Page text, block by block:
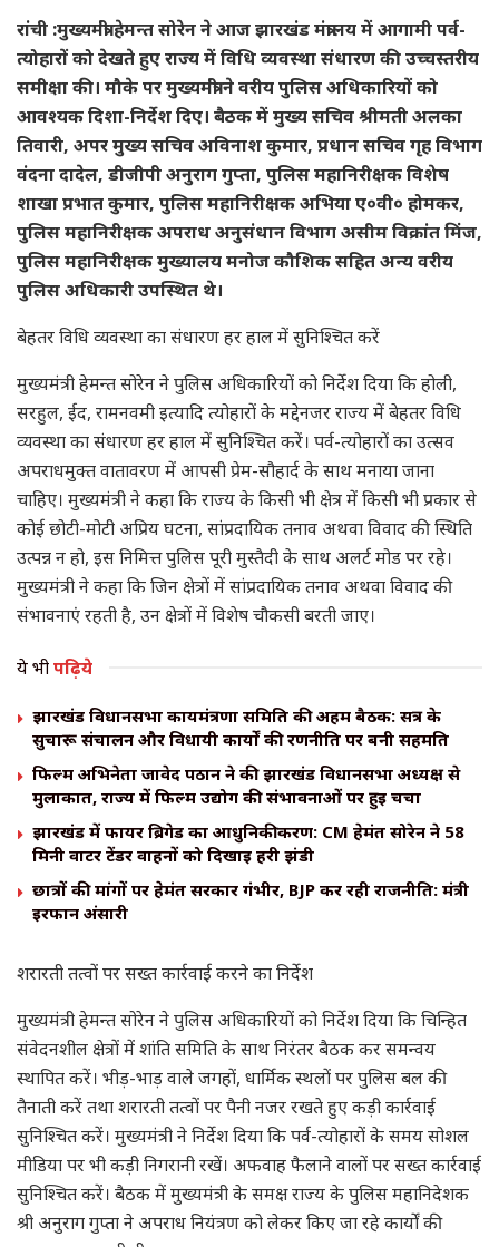
रांची :मुख्यमंत्री हेमन्त सोरेन ने आज झारखंड मंत्रालय में आगामी पर्व-
त्योहारों को देखते हुए राज्य में विधि व्यवस्था संधारण की उच्चस्तरीय
समीक्षा की। मौके पर मुख्यमंत्री ने वरीय पुलिस अधिकारियों को
आवश्यक दिशा-निर्देश दिए। बैठक में मुख्य सचिव श्रीमती अलका
तिवारी, अपर मुख्य सचिव अविनाश कुमार, प्रधान सचिव गृह विभाग
वंदना दादेल, डीजीपी अनुराग गुप्ता, पुलिस महानिरीक्षक विशेष
शाखा प्रभात कुमार, पुलिस महानिरीक्षक अभिया ए०वी० होमकर,
पुलिस महानिरीक्षक अपराध अनुसंधान विभाग असीम विक्रांत मिंज,
पुलिस महानिरीक्षक मुख्यालय मनोज कौशिक सहित अन्य वरीय
पुलिस अधिकारी उपस्थित थे।
बेहतर विधि व्यवस्था का संधारण हर हाल में सुनिश्चित करें
मुख्यमंत्री हेमन्त सोरेन ने पुलिस अधिकारियों को निर्देश दिया कि होली,
सरहुल, ईद, रामनवमी इत्यादि त्योहारों के मद्देनजर राज्य में बेहतर विधि
व्यवस्था का संधारण हर हाल में सुनिश्चित करें। पर्व-त्योहारों का उत्सव
अपराधमुक्त वातावरण में आपसी प्रेम-सौहार्द के साथ मनाया जाना
चाहिए। मुख्यमंत्री ने कहा कि राज्य के किसी भी क्षेत्र में किसी भी प्रकार से
कोई छोटी-मोटी अप्रिय घटना, सांप्रदायिक तनाव अथवा विवाद की स्थिति
उत्पन्न न हो, इस निमित्त पुलिस पूरी मुस्तैदी के साथ अलर्ट मोड पर रहे।
मुख्यमंत्री ने कहा कि जिन क्षेत्रों में सांप्रदायिक तनाव अथवा विवाद की
संभावनाएं रहती है, उन क्षेत्रों में विशेष चौकसी बरती जाए।
ये भीपढ़िये
झारखंड विधानसभा कार्यमंत्रणा समिति की अहम बैठक: सत्र के
सुचारू संचालन और विधायी कार्यों की रणनीति पर बनी सहमति
फिल्म अभिनेता जावेद पठान ने की झारखंड विधानसभा अध्यक्ष से
मुलाकात, राज्य में फिल्म उद्योग की संभावनाओं पर हुई चर्चा
झारखंड में फायर ब्रिगेड का आधुनिकीकरण: CM हेमंत सोरेन ने 58
मिनी वाटर टेंडर वाहनों को दिखाई हरी झंडी
छात्रों की मांगों पर हेमंत सरकार गंभीर, BJP कर रही राजनीति: मंत्री
इरफान अंसारी
शरारती तत्वों पर सख्त कार्रवाई करने का निर्देश
मुख्यमंत्री हेमन्त सोरेन ने पुलिस अधिकारियों को निर्देश दिया कि चिन्हित
संवेदनशील क्षेत्रों में शांति समिति के साथ निरंतर बैठक कर समन्वय
स्थापित करें। भीड़-भाड़ वाले जगहों, धार्मिक स्थलों पर पुलिस बल की
तैनाती करें तथा शरारती तत्वों पर पैनी नजर रखते हुए कड़ी कार्रवाई
सुनिश्चित करें। मुख्यमंत्री ने निर्देश दिया कि पर्व-त्योहारों के समय सोशल
मीडिया पर भी कड़ी निगरानी रखें। अफवाह फैलाने वालों पर सख्त कार्रवाई
सुनिश्चित करें। बैठक में मुख्यमंत्री के समक्ष राज्य के पुलिस महानिदेशक
श्री अनुराग गुप्ता ने अपराध नियंत्रण को लेकर किए जा रहे कार्यों की